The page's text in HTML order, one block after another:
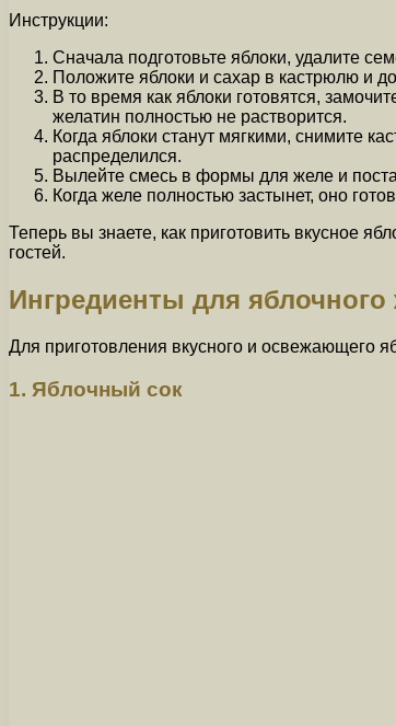
Инструкции:
Сначала подготовьте яблоки, удалите
Положите яблоки и сахар в кастрюлю и
В то время как яблоки готовятся,
желатин полностью не растворится.
Когда яблоки станут мягкими, снимите
распределился.
Вылейте смесь в формы для желе и
Когда желе полностью застынет, оно
Теперь вы знаете, как приготовить вкусное
гостей.
Ингредиенты для яблочного
Для приготовления вкусного и освежающего
1. Яблочный сок